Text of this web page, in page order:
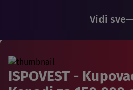
Vidi sve
ISPOVEST -